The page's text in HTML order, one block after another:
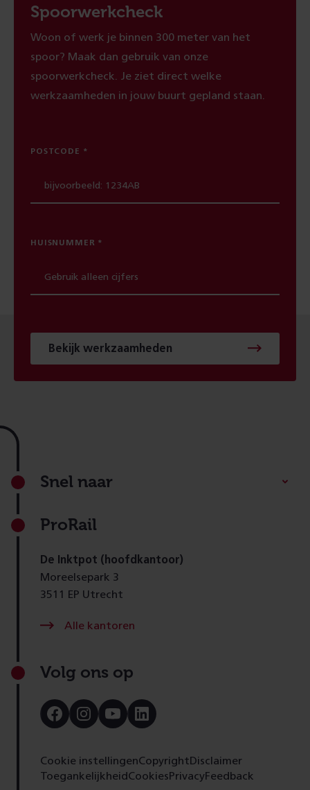
Spoorwerkcheck
Woon of werk je binnen 300 meter van het
spoor? Maak dan gebruik van onze
spoorwerkcheck. Je ziet direct welke
werkzaamheden in jouw buurt gepland staan.
POSTCODE
HUISNUMMER
Bekijk werkzaamheden
Footer
Snel naar
ProRail
De Inktpot (hoofdkantoor)
Moreelsepark 3
3511 EP Utrecht
Alle kantoren
Volg ons op
Bezoek
onze
Bezoek
onze
Bezoek
onze
Bezoek
onze
Cookie instellingenCopyrightDisclaimer
ToegankelijkheidCookiesPrivacyFeedback